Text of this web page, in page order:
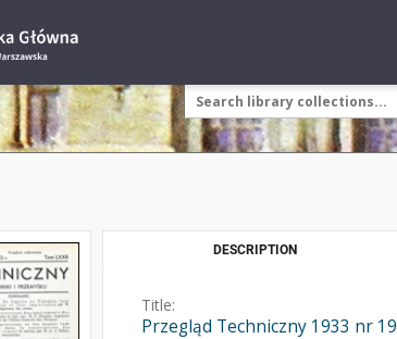
DESCRIPTION
Title:
Przegląd Techniczny 1933 nr 19